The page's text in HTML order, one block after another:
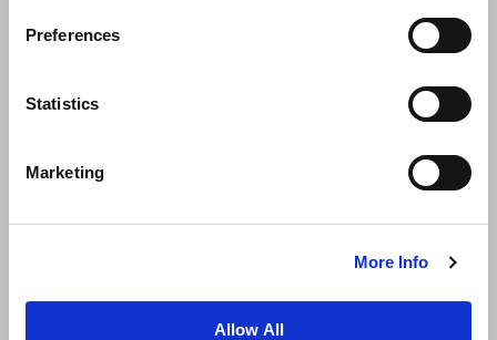
Preferences
Statistics
Marketing
More Info
Allow All
شروط الاستخدام